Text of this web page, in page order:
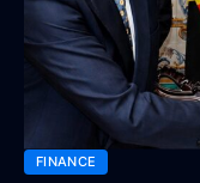
FINANCE